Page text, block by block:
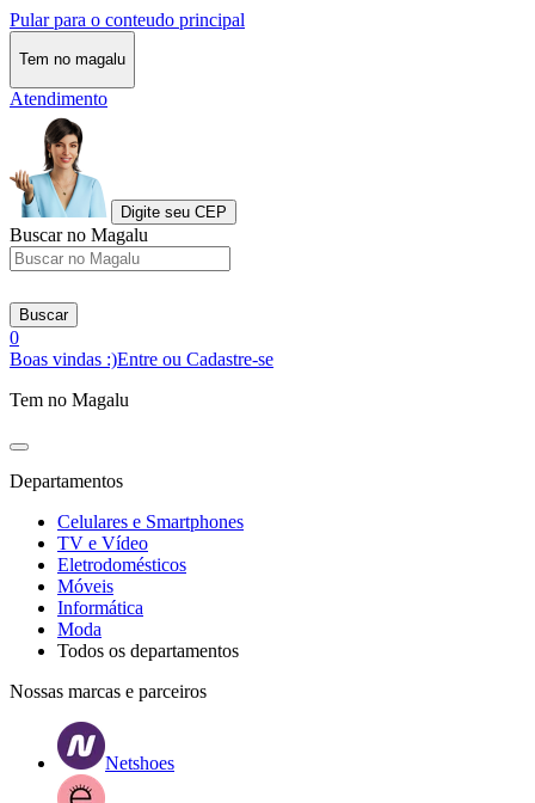
Pular para o conteudo principal
Tem no magalu
Atendimento
Digite seu CEP
Buscar no Magalu
Buscar
0
Boas vindas :)Entre ou Cadastre-se
Tem no Magalu
Departamentos
Celulares e Smartphones
TV e Vídeo
Eletrodomésticos
Móveis
Informática
Moda
Todos os departamentos
Nossas marcas e parceiros
Netshoes